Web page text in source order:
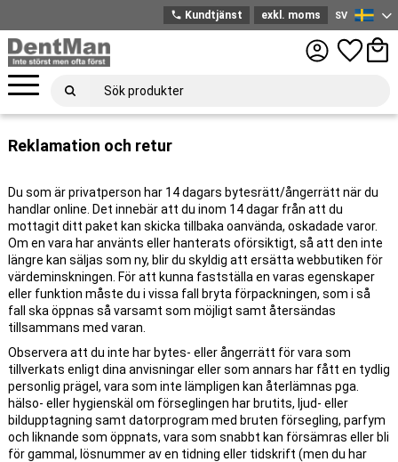
Meny
phone Kundtjänst exkl. moms
Svenska
SV
Favoriter
Reklamation och retur
Du som är privatperson har 14 dagars bytesrätt/ångerrätt när du
handlar online. Det innebär att du inom 14 dagar från att du
mottagit ditt paket kan skicka tillbaka oanvända, oskadade varor.
Om en vara har använts eller hanterats oförsiktigt, så att den inte
längre kan säljas som ny, blir du skyldig att ersätta webbutiken för
värdeminskningen. För att kunna fastställa en varas egenskaper
eller funktion måste du i vissa fall bryta förpackningen, som i så
fall ska öppnas så varsamt som möjligt samt återsändas
tillsammans med varan.
Observera att du inte har bytes- eller ångerrätt för vara som
tillverkats enligt dina anvisningar eller som annars har fått en tydlig
personlig prägel, vara som inte lämpligen kan återlämnas pga.
hälso- eller hygienskäl om förseglingen har brutits, ljud- eller
bildupptagning samt datorprogram med bruten försegling, parfym
och liknande som öppnats, vara som snabbt kan försämras eller bli
för gammal, lösnummer av en tidning eller tidskrift (men du har